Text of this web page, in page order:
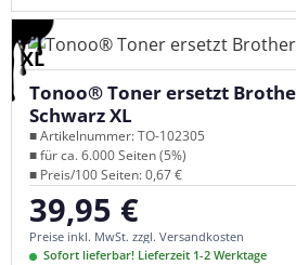
XL
Tonoo® Toner ersetzt
Schwarz XL
■ Artikelnummer: TO-102305
■ für ca. 6.000 Seiten (5%)
■ Preis/100 Seiten: 0,67 €
Regulärer Preis:
39,95 €
Preise inkl. MwSt. zzgl. Versandkosten
Sofort lieferbar! Lieferzeit 1-2 Werktage